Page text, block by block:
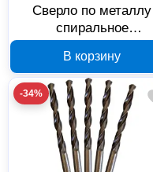
Сверло по металлу
спиральное
14.5 мм Р6М5 18787А
В корзину
-34%